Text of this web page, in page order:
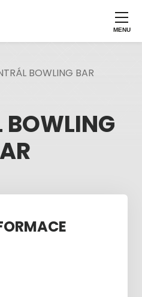
BOWLING BAR
BOWLING